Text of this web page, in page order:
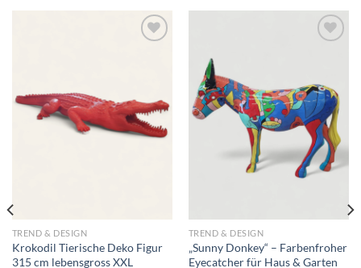
TREND & DESIGN
Krokodil Tierische Deko Figur
315 cm lebensgross XXL
Add to
wishlist
TREND & DESIGN
„Sunny Donkey“ – Farbenfroher
Eyecatcher für Haus & Garten